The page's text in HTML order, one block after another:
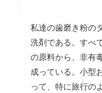
私達の歯磨き粉の
洗剤である。すべ
の原料から、非有
成っている。小型
って、特に旅行の